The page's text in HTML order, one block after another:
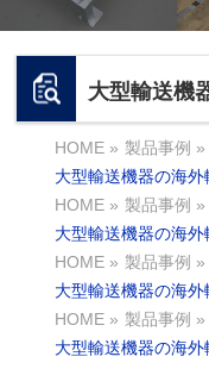
大型輸送機
HOME » 製品事例 »
大型輸送機器の海外
HOME » 製品事例 »
大型輸送機器の海外
HOME » 製品事例 »
大型輸送機器の海外
HOME » 製品事例 »
大型輸送機器の海外